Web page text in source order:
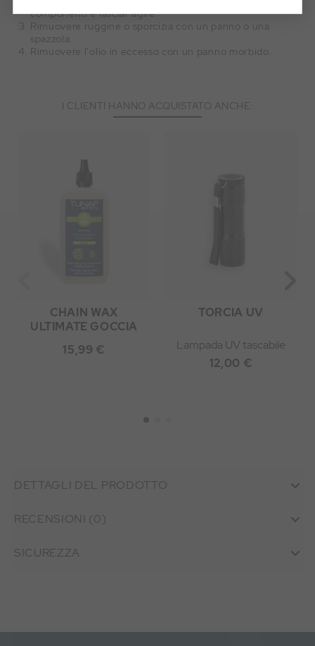
componenti e lasciar agire.
Rimuovere ruggine o sporcizia con un panno o una
spazzola.
Rimuovere l'olio in eccesso con un panno morbido.
I CLIENTI HANNO ACQUISTATO ANCHE:
CHAIN WAX
ULTIMATE GOCCIA
15,99 €
TORCIA UV
Lampada UV tascabile
12,00 €
DETTAGLI DEL PRODOTTO
RECENSIONI (0)
SICUREZZA